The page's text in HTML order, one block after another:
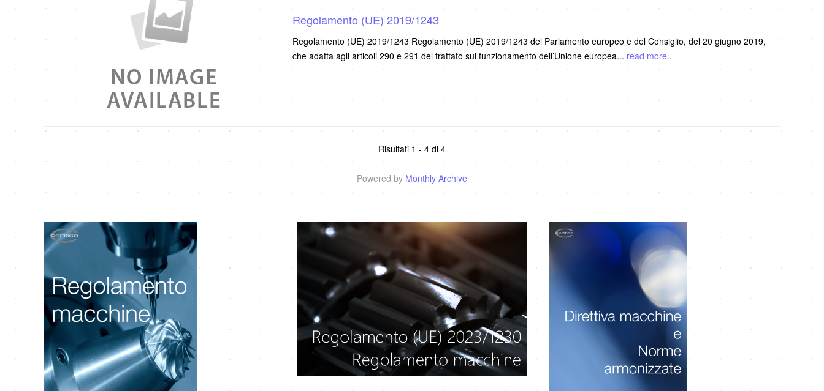
Regolamento (UE) 2019/1243
Regolamento (UE) 2019/1243 Regolamento (UE) 2019/1243 del Parlamento europeo e del Consiglio, del 20 giugno 2019,
che adatta agli articoli 290 e 291 del trattato sul funzionamento dell’Unione europea... read more..
Risultati 1 - 4 di 4
Powered by Monthly Archive